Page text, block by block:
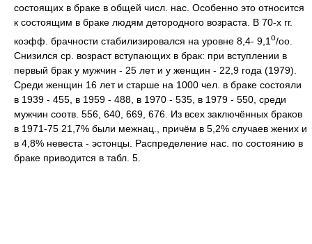
состоящих в браке в общей числ. нас. Особенно это относится
к состоящим в браке людям детородного возраста. В 70-х гг.
коэфф. брачности стабилизировался на уровне 8,4- 9,1 o/оо.
Снизился ср. возраст вступающих в брак: при вступлении в
первый брак у мужчин - 25 лет и у женщин - 22,9 года (1979).
Среди женщин 16 лет и старше на 1000 чел. в браке состояли
в 1939 - 455, в 1959 - 488, в 1970 - 535, в 1979 - 550, среди
мужчин соотв. 556, 640, 669, 676. Из всех заключённых браков
в 1971-75 21,7% были межнац., причём в 5,2% случаев жених и
в 4,8% невеста - эстонцы. Распределение нас. по состоянию в
браке приводится в табл. 5.